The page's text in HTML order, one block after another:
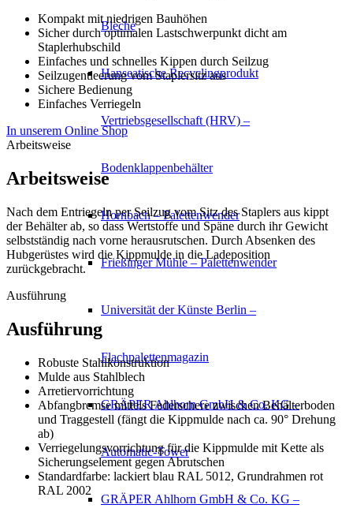
Bleche
Hanseatische Recyclingprodukt
Vertriebsgesellschaft (HRV) –
Bodenklappenbehälter
Hornbach – Palettenwender
Frießinger Mühle – Palettenwender
Universität der Künste Berlin –
Flachpalettenmagazin
GRÄPER Ahlhorn GmbH & Co. KG –
Automatic-Tower
GRÄPER Ahlhorn GmbH & Co. KG –
Kompakt mit niedrigen Bauhöhen
Sicher durch optimalen Lastschwerpunkt dicht am
Staplerhubschild
Einfaches und schnelles Kippen durch Seilzug
Seilzugentleerung vom Staplersitz aus
Sichere Bedienung
Einfaches Verriegeln
In unserem Online Shop
Arbeitsweise
Arbeitsweise
Nach dem Entriegeln per Seilzug vom Sitz des Staplers aus kippt
der Behälter ab, so dass Wertstoffe und Späne durch ihr Gewicht
selbstständig nach vorne herausrutschen. Durch Absenken des
Hubgerüstes wird die Kippmulde in die Ladeposition
zurückgebracht.
Ausführung
Ausführung
Robuste Stahlkonstruktion
Mulde aus Stahlblech
Arretiervorrichtung
Abfangbremse mittels Federschere zwischen Behälterboden
und Traggestell (fängt die Kippmulde nach ca. 90° Drehung
ab)
Verriegelungsvorrichtung für die Kippmulde mit Kette als
Sicherungselement gegen Abrutschen
Standardfarbe: lackiert blau RAL 5012, Grundrahmen rot
RAL 2002